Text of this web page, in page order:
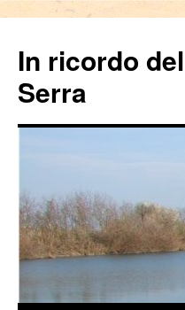
In ricordo
Serra